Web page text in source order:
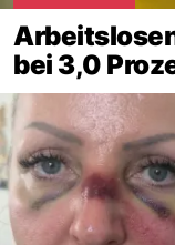
bei 3,0